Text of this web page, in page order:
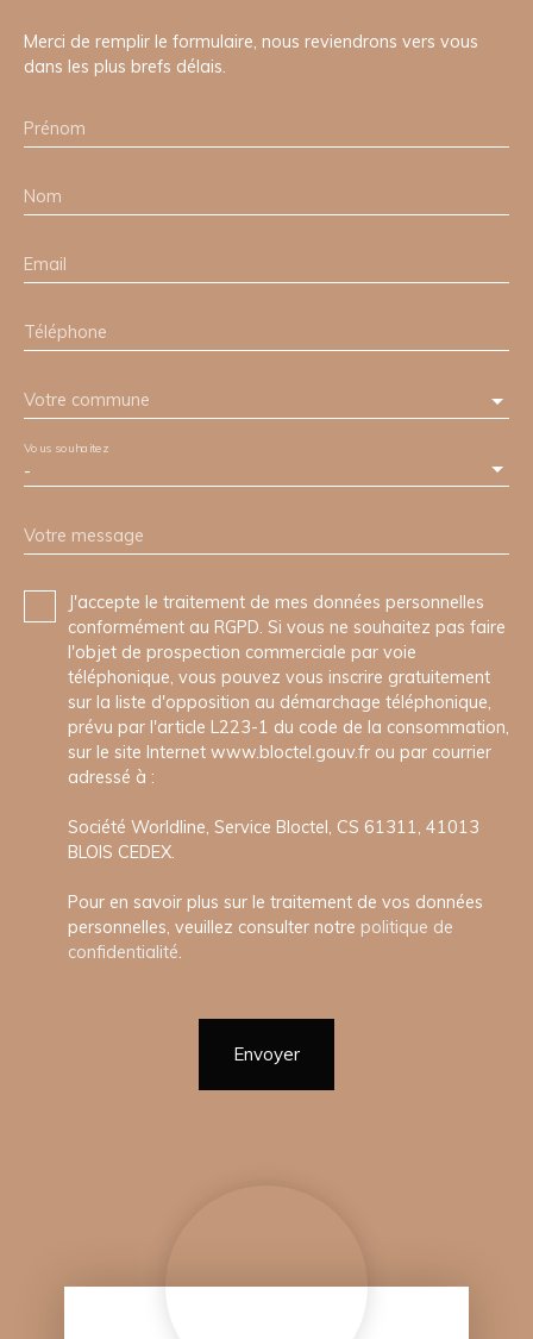
Merci de remplir le formulaire, nous reviendrons vers vous
dans les plus brefs délais.
Prénom
Nom
Email
Téléphone
Votre commune
-
Vous souhaitez
Votre message
J'accepte le traitement de mes données personnelles
conformément au RGPD. Si vous ne souhaitez pas faire
l'objet de prospection commerciale par voie
téléphonique, vous pouvez vous inscrire gratuitement
sur la liste d'opposition au démarchage téléphonique,
prévu par l'article L223-1 du code de la consommation,
sur le site Internet www.bloctel.gouv.fr ou par courrier
adressé à :
Société Worldline, Service Bloctel, CS 61311, 41013
BLOIS CEDEX.
Pour en savoir plus sur le traitement de vos données
personnelles, veuillez consulter notre politique de
confidentialité.
Envoyer